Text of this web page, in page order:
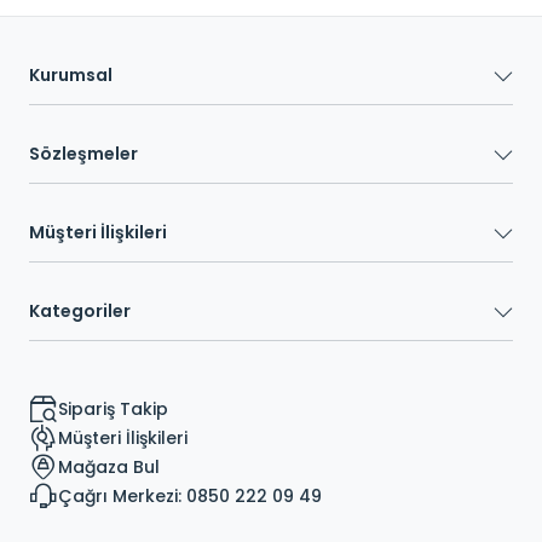
Kurumsal
Sözleşmeler
Müşteri İlişkileri
Kategoriler
Sipariş Takip
Müşteri İlişkileri
Mağaza Bul
Çağrı Merkezi: 0850 222 09 49